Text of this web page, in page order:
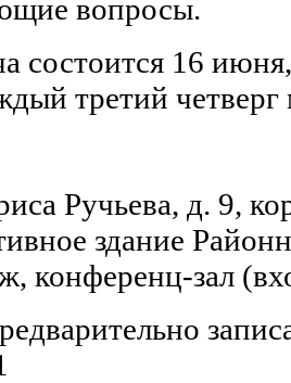
вопросы.
состоится 16
третий четверг
Ручьева, д. 9,
здание
конференц-зал